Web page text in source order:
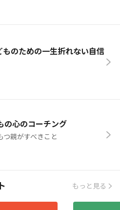
ものための一生折れない自信
の心のコーチング
つ親がすべきこと
もっと見る